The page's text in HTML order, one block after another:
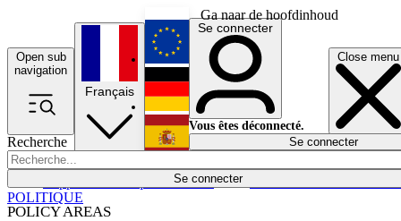
Ga naar de hoofdinhoud
Open sub
navigation
Close menu
Recherche
Se connecter
POLICY AREAS
Économie
Français
English
Deutsch
Español
Se connecter
Vous êtes déconnecté.
Se connecter
POLITIQUE